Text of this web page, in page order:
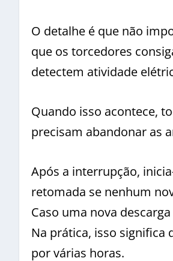
O detalhe é que não
que os torcedores
detectem atividade
Quando isso acontece,
precisam abandonar as
Após a interrupção,
retomada se nenhum
Caso uma nova
Na prática, isso
por várias horas.